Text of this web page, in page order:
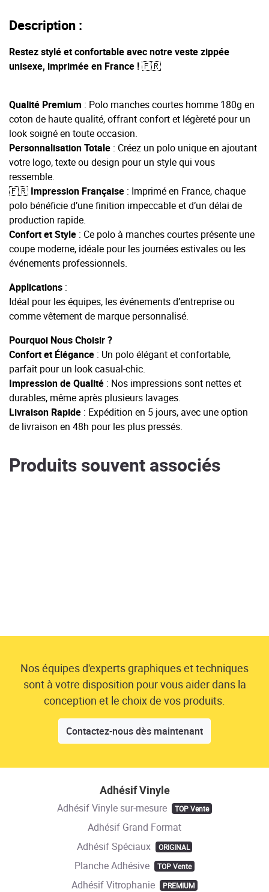
Description :
Restez stylé et confortable avec notre veste zippée
unisexe, imprimée en France ! 🇫🇷
Qualité Premium : Polo manches courtes homme 180g en
coton de haute qualité, offrant confort et légèreté pour un
look soigné en toute occasion.
Personnalisation Totale : Créez un polo unique en ajoutant
votre logo, texte ou design pour un style qui vous
ressemble.
🇫🇷 Impression Française : Imprimé en France, chaque
polo bénéficie d’une finition impeccable et d’un délai de
production rapide.
Confort et Style : Ce polo à manches courtes présente une
coupe moderne, idéale pour les journées estivales ou les
événements professionnels.
Applications :
Idéal pour les équipes, les événements d’entreprise ou
comme vêtement de marque personnalisé.
Pourquoi Nous Choisir ?
Confort et Élégance : Un polo élégant et confortable,
parfait pour un look casual-chic.
Impression de Qualité : Nos impressions sont nettes et
durables, même après plusieurs lavages.
Livraison Rapide : Expédition en 5 jours, avec une option
de livraison en 48h pour les plus pressés.
Produits souvent associés
Nos équipes d'experts graphiques et techniques
sont à votre disposition pour vous aider dans la
conception et le choix de vos produits.
Contactez-nous dès maintenant
Adhésif Vinyle
Adhésif Vinyle sur-mesure TOP Vente
Adhésif Grand Format
Adhésif Spéciaux
ORIGINAL
Planche Adhésive TOP Vente
Adhésif Vitrophanie PREMIUM